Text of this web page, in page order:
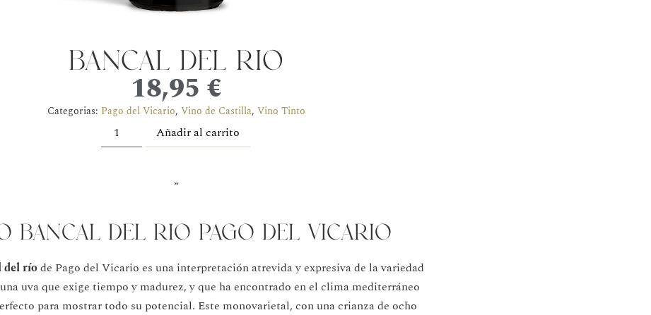
bancal del río
18,95 €
Categorias: Pago del Vicario, Vino de Castilla, Vino Tinto
Añadir al carrito
»
Bancal del rio Pago del Vicario
del ríode Pago del Vicario es una interpretación atrevida y expresiva de la variedad
uva que exige tiempo y madurez, y que ha encontrado en el clima mediterráneo
para mostrar todo su potencial. Este monovarietal, con una crianza de ocho